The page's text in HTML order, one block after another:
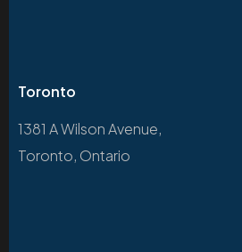
Toronto
1381 A Wilson Avenue,
Toronto, Ontario